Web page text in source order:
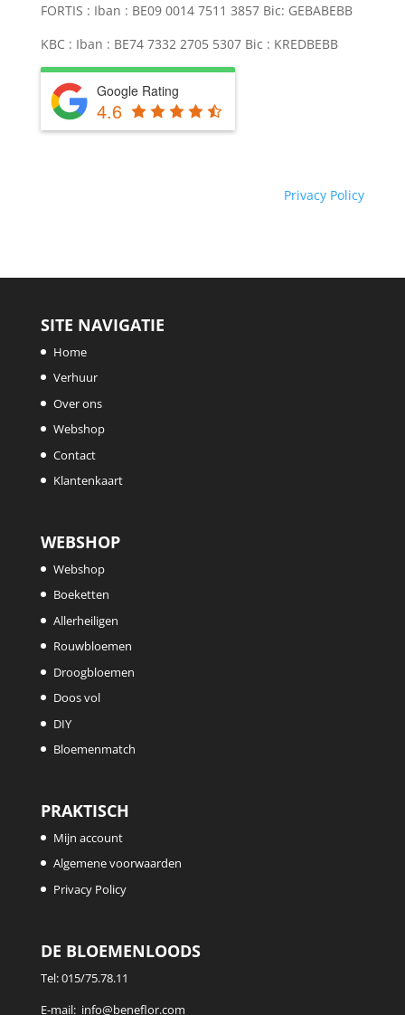
FORTIS : Iban : BE09 0014 7511 3857 Bic: GEBABEBB
KBC : Iban : BE74 7332 2705 5307 Bic : KREDBEBB
Google Rating
4.6
Privacy Policy
SITE NAVIGATIE
Home
Verhuur
Over ons
Webshop
Contact
Klantenkaart
WEBSHOP
Webshop
Boeketten
Allerheiligen
Rouwbloemen
Droogbloemen
Doos vol
DIY
Bloemenmatch
PRAKTISCH
Mijn account
Algemene voorwaarden
Privacy Policy
DE BLOEMENLOODS
Tel:015/75.78.11
E-mail: info@beneflor.com